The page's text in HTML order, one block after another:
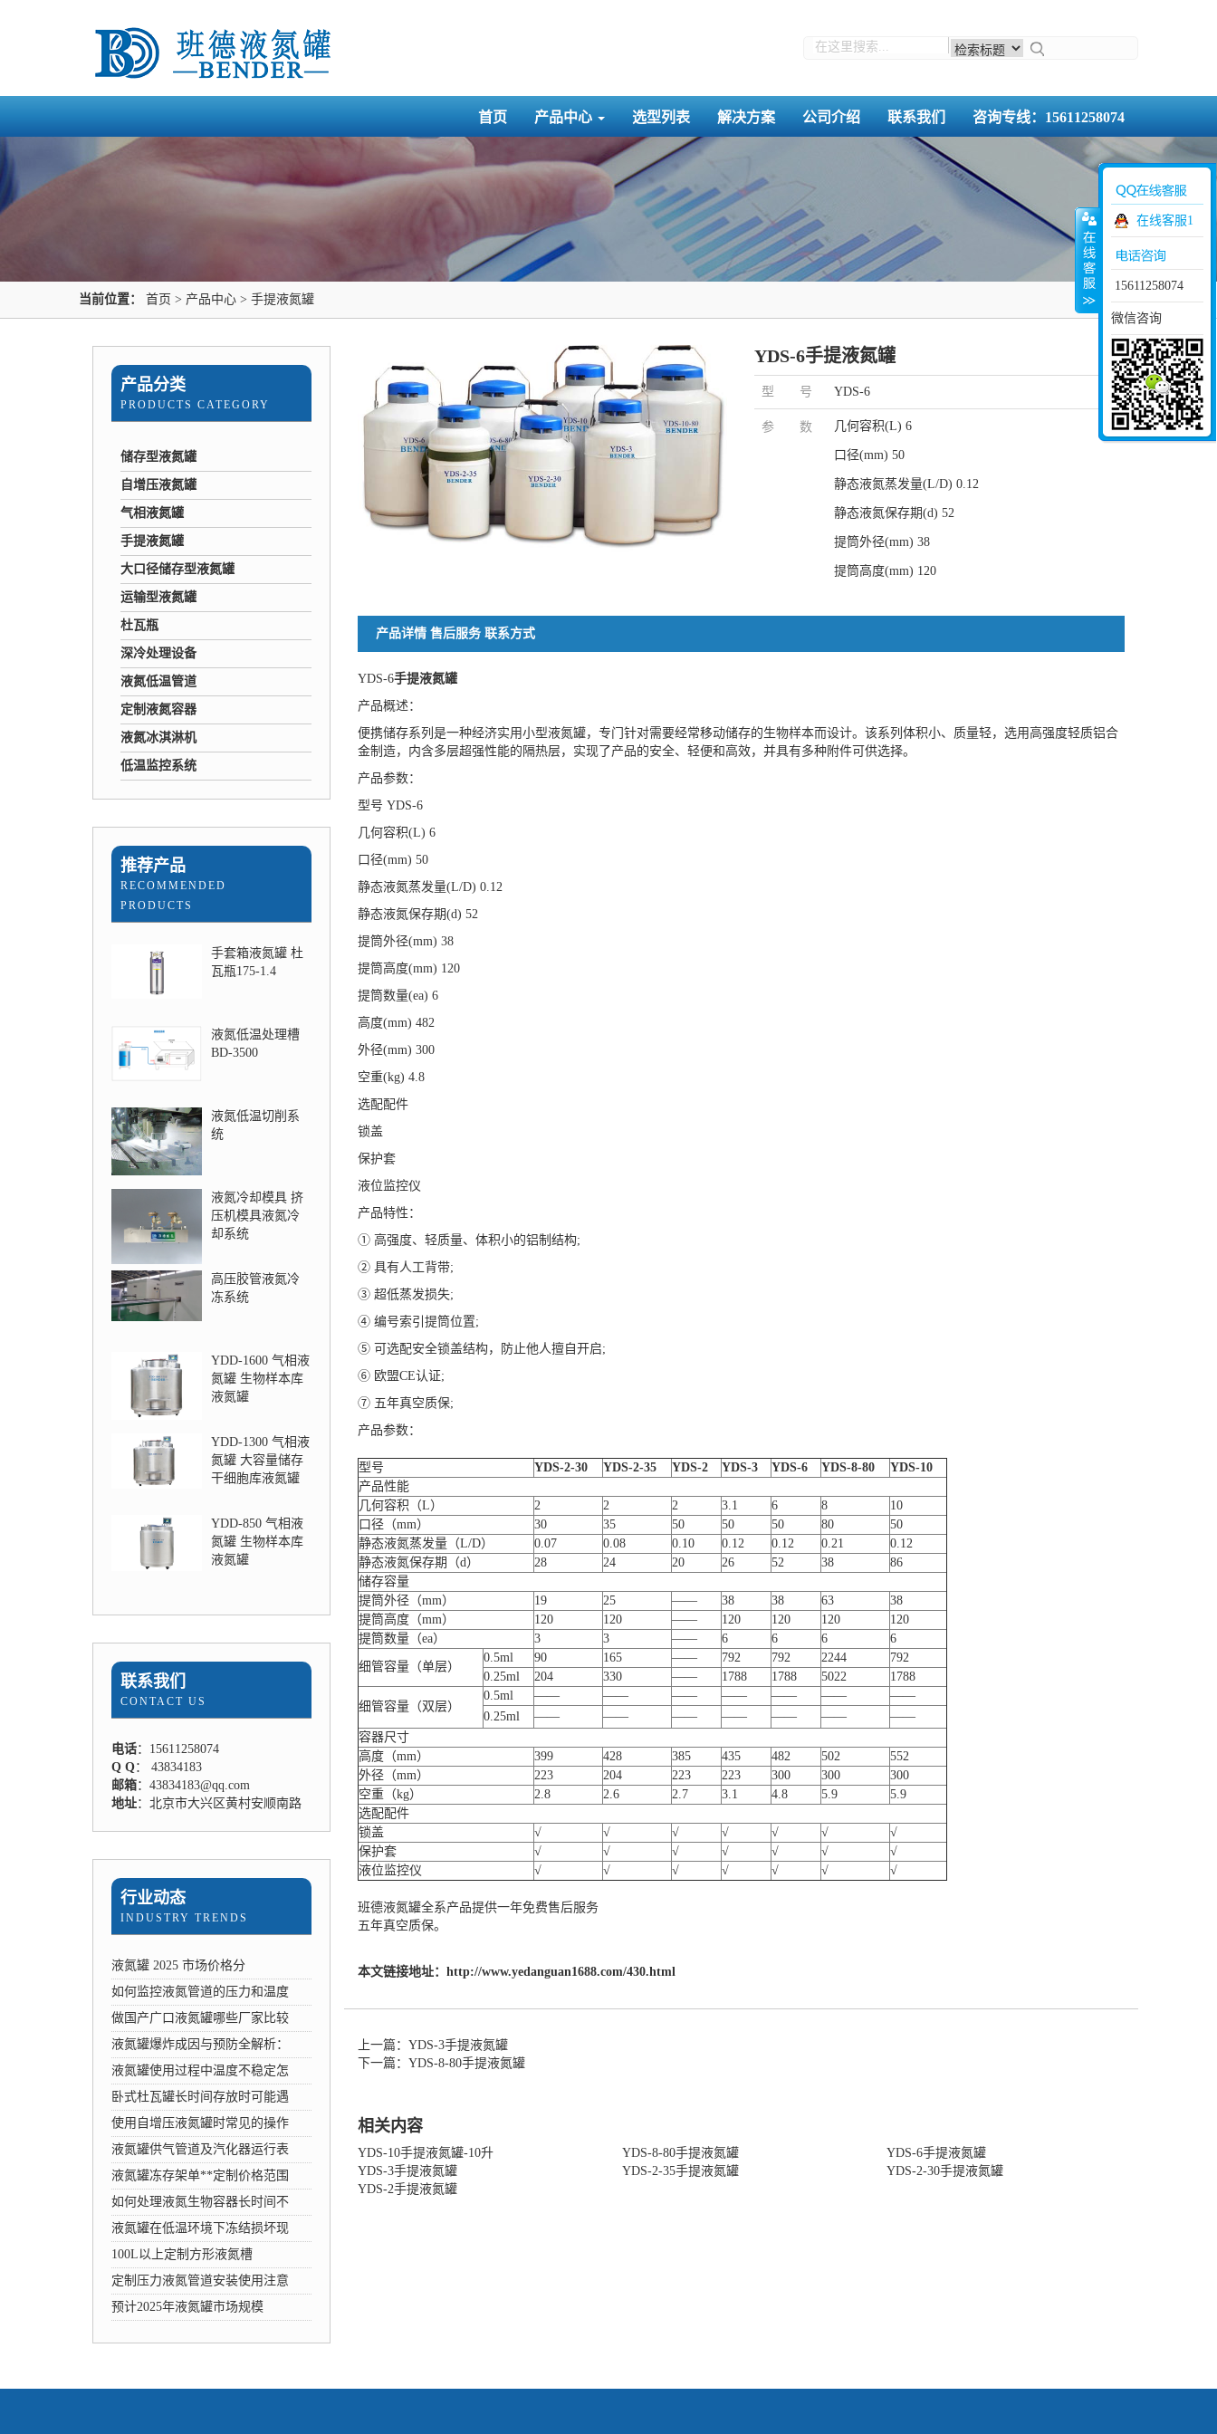
首页 产品中心 选型列表 解决方案 公司介绍 联系我们 咨询专线：15611258074
当前位置： 首页 > 产品中心 > 手提液氮罐
产品分类
PRODUCTS CATEGORY
储存型液氮罐
自增压液氮罐
气相液氮罐
手提液氮罐
大口径储存型液氮罐
运输型液氮罐
杜瓦瓶
深冷处理设备
液氮低温管道
定制液氮容器
液氮冰淇淋机
低温监控系统
推荐产品
RECOMMENDED
PRODUCTS
手套箱液氮罐 杜
瓦瓶175-1.4
液氮低温处理槽
BD-3500
液氮低温切削系
统
液氮冷却模具 挤
压机模具液氮冷
却系统
高压胶管液氮冷
冻系统
YDD-1600 气相液
氮罐 生物样本库
液氮罐
YDD-1300 气相液
氮罐 大容量储存
干细胞库液氮罐
YDD-850 气相液
氮罐 生物样本库
液氮罐
联系我们
CONTACT US
电话：15611258074
Q Q： 43834183
邮箱：43834183@qq.com
地址：北京市大兴区黄村安顺南路
行业动态
INDUSTRY TRENDS
液氮罐 2025 市场价格分
如何监控液氮管道的压力和温度
做国产广口液氮罐哪些厂家比较
液氮罐爆炸成因与预防全解析：
液氮罐使用过程中温度不稳定怎
卧式杜瓦罐长时间存放时可能遇
使用自增压液氮罐时常见的操作
液氮罐供气管道及汽化器运行表
液氮罐冻存架单**定制价格范围
如何处理液氮生物容器长时间不
液氮罐在低温环境下冻结损坏现
100L以上定制方形液氮槽
定制压力液氮管道安装使用注意
预计2025年液氮罐市场规模
YDS-6手提液氮罐
型 号 YDS-6
参 数 几何容积(L) 6
口径(mm) 50
静态液氮蒸发量(L/D) 0.12
静态液氮保存期(d) 52
提筒外径(mm) 38
提筒高度(mm) 120
产品详情 售后服务 联系方式
YDS-6手提液氮罐
产品概述：
便携储存系列是一种经济实用小型液氮罐，专门针对需要经常移动储存的生物样本而设计。该系列体积小、质量轻，选用高强度轻质铝合
金制造，内含多层超强性能的隔热层，实现了产品的安全、轻便和高效，并具有多种附件可供选择。
产品参数：
型号 YDS-6
几何容积(L) 6
口径(mm) 50
静态液氮蒸发量(L/D) 0.12
静态液氮保存期(d) 52
提筒外径(mm) 38
提筒高度(mm) 120
提筒数量(ea) 6
高度(mm) 482
外径(mm) 300
空重(kg) 4.8
选配配件
锁盖
保护套
液位监控仪
产品特性：
① 高强度、轻质量、体积小的铝制结构;
② 具有人工背带;
③ 超低蒸发损失;
④ 编号索引提筒位置;
⑤ 可选配安全锁盖结构，防止他人擅自开启;
⑥ 欧盟CE认证;
⑦ 五年真空质保;
产品参数：
型号 YDS-2-30 YDS-2-35 YDS-2 YDS-3 YDS-6 YDS-8-80
YDS-10
产品性能
几何容积（L）
2 2 2 3.1 6 8
10
口径（mm）
30 35 50 50 50 80
50
静态液氮蒸发量（L/D）
0.07 0.08 0.10 0.12 0.12 0.21
0.12
静态液氮保存期（d）
28 24 20 26 52 38
86
储存容量
提筒外径（mm）
19 25 —— 38 38 63
38
提筒高度（mm）
120 120 —— 120 120 120
120
提筒数量（ea）
3 3 —— 6 6 6 6
细管容量（单层）
0.5ml 90 165 —— 792 792 2244
792
0.25ml
204 330 —— 1788 1788 5022 1788
细管容量（双层）
0.5ml —— —— —— —— —— ——
——
0.25ml
—— —— —— —— —— ——
——
容器尺寸
高度（mm）
399 428 385 435 482 502
552
外径（mm）
223 204 223 223 300 300
300
空重（kg）
2.8 2.6 2.7 3.1 4.8 5.9
5.9
选配配件
锁盖
√ √ √ √ √ √
√
保护套
√ √ √ √ √ √
√
液位监控仪
√ √ √ √ √ √ √
班德液氮罐全系产品提供一年免费售后服务
五年真空质保。
本文链接地址： http://www.yedanguan1688.com/430.html
上一篇：YDS-3手提液氮罐
下一篇：YDS-8-80手提液氮罐
相关内容
YDS-10手提液氮罐-10升 YDS-8-80手提液氮罐
YDS-6手提液氮罐
YDS-3手提液氮罐
YDS-2-35手提液氮罐
YDS-2-30手提液氮罐
YDS-2手提液氮罐
在线客服1
15611258074
微信咨询